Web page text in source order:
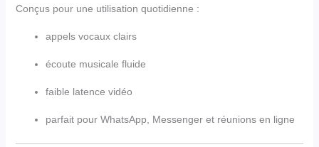
Conçus pour une utilisation quotidienne :
appels vocaux clairs
écoute musicale fluide
faible latence vidéo
parfait pour WhatsApp, Messenger et réunions en ligne